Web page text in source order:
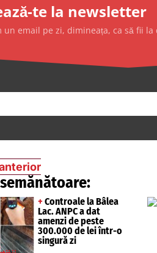
te la newsletter
un email pe zi, dimineața, ca să fii
+ Controale la Bâlea
Lac. ANPC a dat
amenzi de peste
300.000 de lei într-o
singură zi